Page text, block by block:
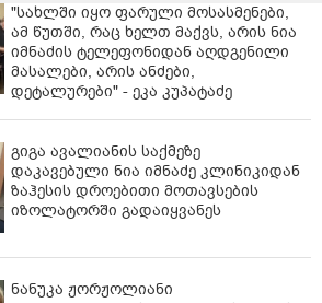
"სახლში იყო ფარული მოსასმენები,
ამ წუთში, რაც ხელთ მაქვს, არის ნია
იმნაძის ტელეფონიდან აღდგენილი
მასალები, არის ანძები,
დეტალურები" - ეკა კუპატაძე
გიგა ავალიანის საქმეზე
დაკავებული ნია იმნაძე კლინიკიდან
ზაჰესის დროებითი მოთავსების
იზოლატორში გადაიყვანეს
ნანუკა ჟორჟოლიანი